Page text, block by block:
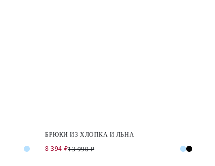
БРЮКИ ИЗ ХЛОПКА И ЛЬНА
8 394 ₽13 990 ₽